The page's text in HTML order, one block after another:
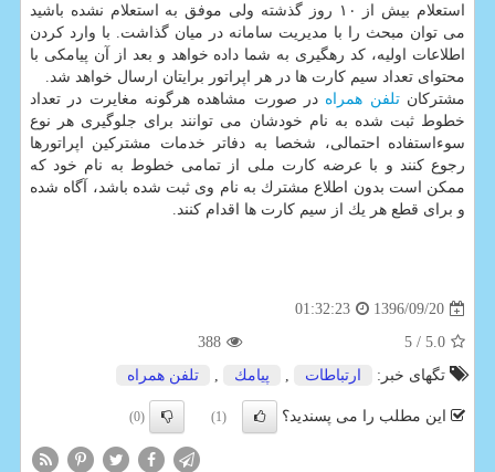
استعلام بیش از ۱۰ روز گذشته ولی موفق به استعلام نشده باشید
می توان مبحث را با مدیریت سامانه در میان گذاشت. با وارد كردن
اطلاعات اولیه، كد رهگیری به شما داده خواهد و بعد از آن پیامكی با
محتوای تعداد سیم كارت ها در هر اپراتور برایتان ارسال خواهد شد.
مشتركانتلفن همراه در صورت مشاهده هرگونه مغایرت در تعداد
خطوط ثبت شده به نام خودشان می توانند برای جلوگیری هر نوع
سوءاستفاده احتمالی، شخصا به دفاتر خدمات مشتركین اپراتورها
رجوع كنند و با عرضه كارت ملی از تمامی خطوط به نام خود كه
ممكن است بدون اطلاع مشترك به نام وی ثبت شده باشد، آگاه شده
و برای قطع هر یك از سیم كارت ها اقدام كنند.
1396/09/20
01:32:23
5.0
/ 5
388
تگهای خبر:
ارتباطات , پیامك , تلفن همراه
این مطلب را می پسندید؟ (1)
(0)